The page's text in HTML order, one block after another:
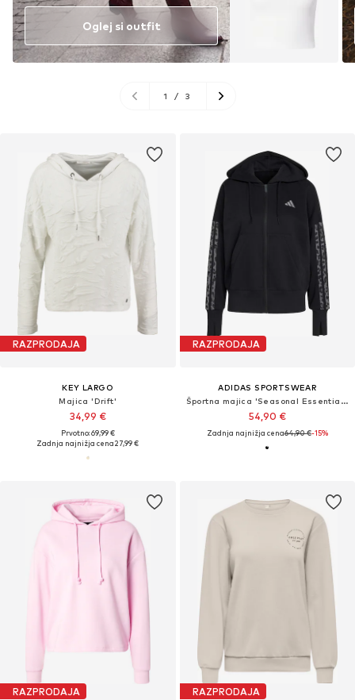
RAZPRODAJA
KEY LARGO
Majica 'Drift'
34,99 €
Prvotno: 69,99 €
Zadnja najnižja cena27,99 €
RAZPRODAJA
ADIDAS SPORTSWEAR
Športna majica 'Seasonal Essentials'
54,90 €
Zadnja najnižja cena64,90 €-15%
Oglej si outfit
1 / 3
RAZPRODAJA RAZPRODAJA